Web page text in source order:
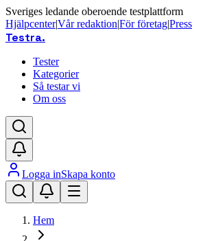
Sveriges ledande oberoende testplattform
Hjälpcenter|Vår redaktion|För företag|Press
Testra.
Tester
Kategorier
Så testar vi
Om oss
Logga inSkapa konto
Hem